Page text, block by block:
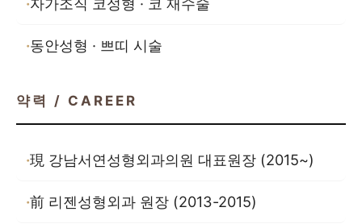
동안성형 · 쁘띠 시술
약력 / CAREER
現 강남서연성형외과의원 대표원장 (2015~)
前 리젠성형외과 원장 (2013-2015)